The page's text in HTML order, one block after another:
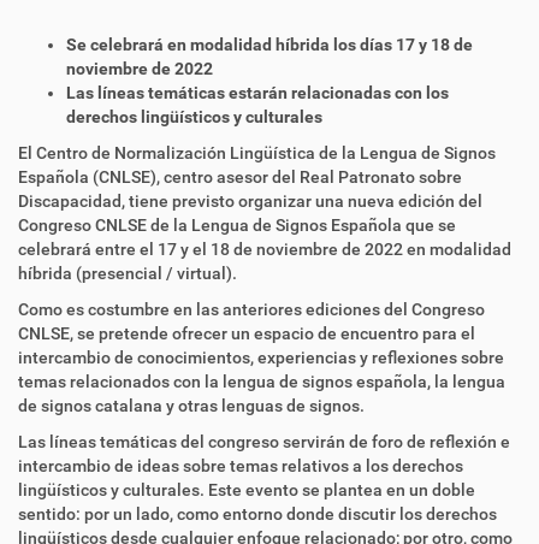
Se celebrará en modalidad híbrida los días 17 y 18 de
noviembre de 2022
Las líneas temáticas estarán relacionadas con los
derechos lingüísticos y culturales
El Centro de Normalización Lingüística de la Lengua de Signos
Española (CNLSE), centro asesor del Real Patronato sobre
Discapacidad, tiene previsto organizar una nueva edición del
Congreso CNLSE de la Lengua de Signos Española que se
celebrará entre el 17 y el 18 de noviembre de 2022 en modalidad
híbrida (presencial / virtual).
Como es costumbre en las anteriores ediciones del Congreso
CNLSE, se pretende ofrecer un espacio de encuentro para el
intercambio de conocimientos, experiencias y reflexiones sobre
temas relacionados con la lengua de signos española, la lengua
de signos catalana y otras lenguas de signos.
Las líneas temáticas del congreso servirán de foro de reflexión e
intercambio de ideas sobre temas relativos a los derechos
lingüísticos y culturales. Este evento se plantea en un doble
sentido: por un lado, como entorno donde discutir los derechos
lingüísticos desde cualquier enfoque relacionado; por otro, como